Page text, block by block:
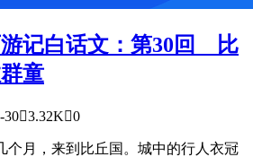
记白话文：第30回 比
童
303.32K0
个月，来到比丘国。城中的行人衣冠